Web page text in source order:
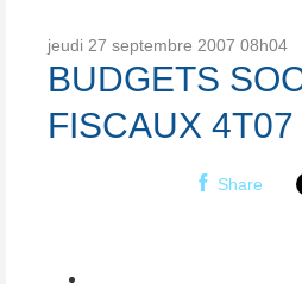
jeudi 27 septembre 2007 08h04
BUDGETS
FISCAUX 4T07
Share